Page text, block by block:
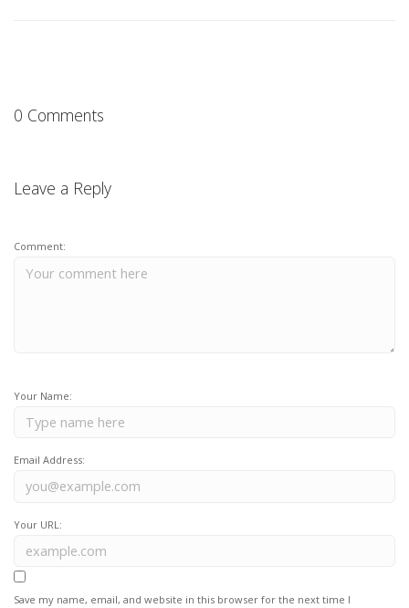
0 Comments
Leave a Reply
Comment:
Your Name:
Email Address:
Your URL:
Save my name, email, and website in this browser for the next time I